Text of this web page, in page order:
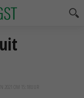
2021 OM 15:18